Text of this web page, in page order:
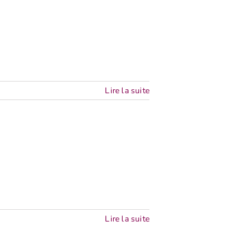
Lire la suite
Lire la suite